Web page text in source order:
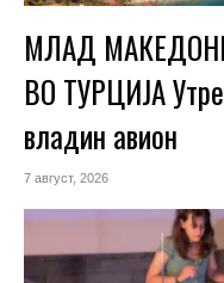
МЛАД
ВО ТУРЦИЈА
владин авион
7 август, 2026